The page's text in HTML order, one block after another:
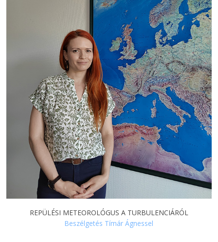
REPÜLÉSI METEOROLÓGUS A TURBULENCIÁRÓL
Beszélgetés Tímár Ágnessel